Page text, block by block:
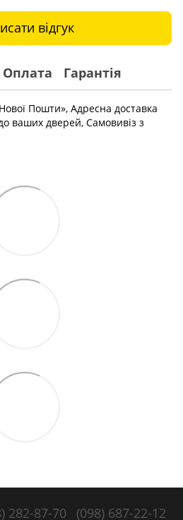
відгук
Оплата Гарантія
Пошти», Адресна доставка
ваших дверей, Самовивіз з
282-87-70 (098) 687-22-12